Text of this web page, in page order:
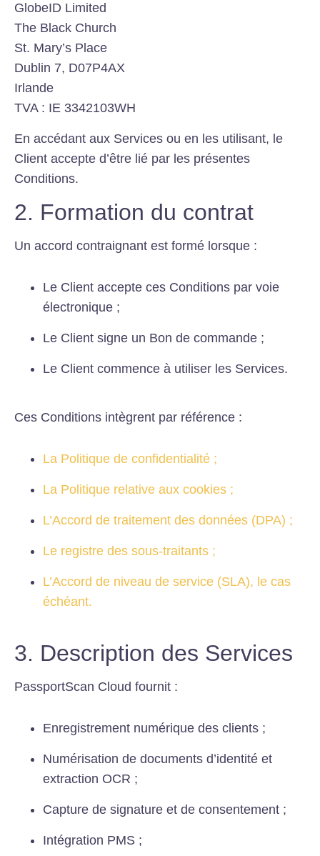
GlobeID Limited
The Black Church
St. Mary’s Place
Dublin 7, D07P4AX
Irlande
TVA : IE 3342103WH
En accédant aux Services ou en les utilisant, le
Client accepte d’être lié par les présentes
Conditions.
2. Formation du contrat
Un accord contraignant est formé lorsque :
Le Client accepte ces Conditions par voie
électronique ;
Le Client signe un Bon de commande ;
Le Client commence à utiliser les Services.
Ces Conditions intègrent par référence :
La Politique de confidentialité ;
La Politique relative aux cookies ;
L’Accord de traitement des données (DPA) ;
Le registre des sous-traitants ;
L’Accord de niveau de service (SLA), le cas
échéant.
3. Description des Services
PassportScan Cloud fournit :
Enregistrement numérique des clients ;
Numérisation de documents d’identité et
extraction OCR ;
Capture de signature et de consentement ;
Intégration PMS ;